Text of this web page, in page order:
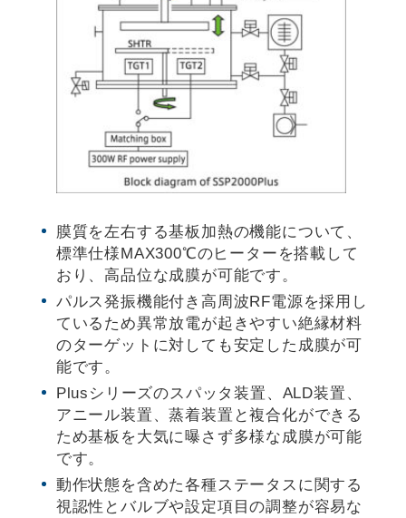
膜質を左右する基板加熱の機能について、
標準仕様MAX300℃のヒーターを搭載して
おり、高品位な成膜が可能です。
パルス発振機能付き高周波RF電源を採用し
ているため異常放電が起きやすい絶縁材料
のターゲットに対しても安定した成膜が可
能です。
Plusシリーズのスパッタ装置、ALD装置、
アニール装置、蒸着装置と複合化ができる
ため基板を大気に曝さず多様な成膜が可能
です。
動作状態を含めた各種ステータスに関する
視認性とバルブや設定項目の調整が容易な